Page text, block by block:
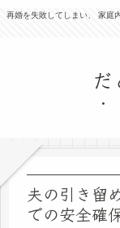
再婚を失敗してしまい、 家庭
夫の引き留
での安全確